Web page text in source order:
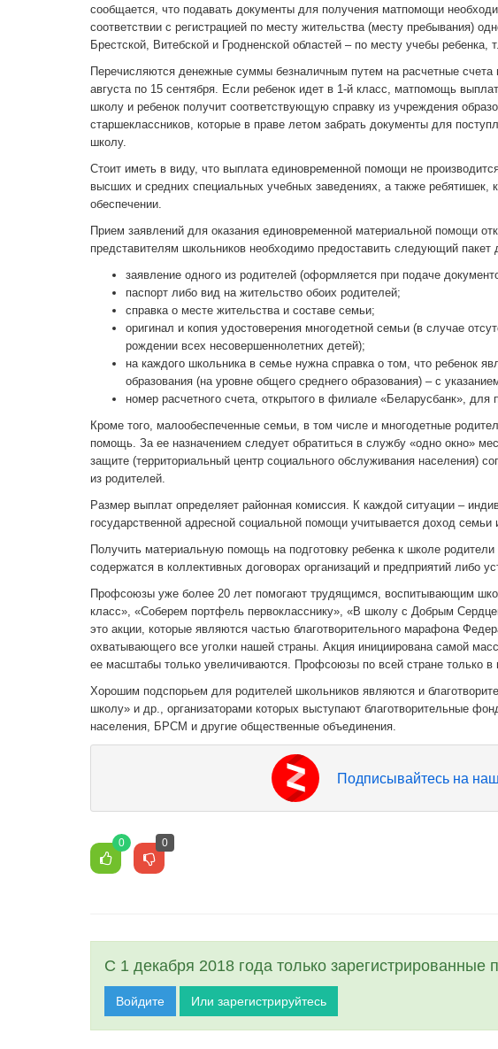
сообщается, что подавать документы для получения матпомощи
соответствии с регистрацией по месту жительства (месту пребывания)
Брестской, Витебской и Гродненской областей – по месту учебы ребенка,
Перечисляются денежные суммы безналичным путем на расчетные
августа по 15 сентября. Если ребенок идет в 1-й класс, матпомощь
школу и ребенок получит соответствующую справку из учреждения
старшеклассников, которые в праве летом забрать документы для
школу.
Стоит иметь в виду, что выплата единовременной помощи не
высших и средних специальных учебных заведениях, а также ребятишек,
обеспечении.
Прием заявлений для оказания единовременной материальной помощи
представителям школьников необходимо предоставить следующий пакет
заявление одного из родителей (оформляется при подаче
паспорт либо вид на жительство обоих родителей;
справка о месте жительства и составе семьи;
оригинал и копия удостоверения многодетной семьи (в случае
рождении всех несовершеннолетних детей);
на каждого школьника в семье нужна справка о том, что ребенок
образования (на уровне общего среднего образования) – с
номер расчетного счета, открытого в филиале «Беларусбанк»,
Кроме того, малообеспеченные семьи, в том числе и многодетные
помощь. За ее назначением следует обратиться в службу «одно окно»
защите (территориальный центр социального обслуживания населения)
из родителей.
Размер выплат определяет районная комиссия. К каждой ситуации –
государственной адресной социальной помощи учитывается доход семьи
Получить материальную помощь на подготовку ребенка к школе
содержатся в коллективных договорах организаций и предприятий либо
Профсоюзы уже более 20 лет помогают трудящимся, воспитывающим
класс», «Соберем портфель первокласснику», «В школу с Добрым
это акции, которые являются частью благотворительного марафона
охватывающего все уголки нашей страны. Акция инициирована самой
ее масштабы только увеличиваются. Профсоюзы по всей стране только
Хорошим подспорьем для родителей школьников являются и
школу» и др., организаторами которых выступают благотворительные
населения, БРСМ и другие общественные объединения.
Подписывайтесь на
0 0
С 1 декабря 2018 года только зарегистрированные
Войдите Или зарегистрируйтесь